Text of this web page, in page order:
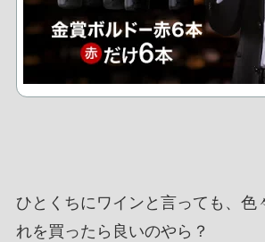
ひとくちにワインと言っても、色
れを買ったら良いのやら？